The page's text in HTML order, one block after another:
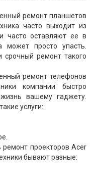
ремонт планшетов
часто выходит из
часто оставляют ее в
может просто упасть.
ремонт такого
ремонт телефонов
компании быстро
вашему гаджету.
услуги:
проекторов Acer
бывают разные: